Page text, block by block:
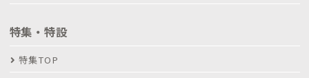
特集・特設
特集TOP